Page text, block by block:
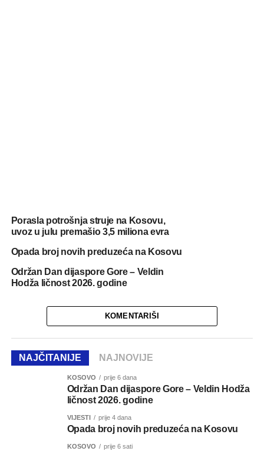
Porasla potrošnja struje na Kosovu,
uvoz u julu premašio 3,5 miliona evra
Opada broj novih preduzeća na Kosovu
Održan Dan dijaspore Gore – Veldin
Hodža ličnost 2026. godine
KOMENTARIŠI
NAJČITANIJE NAJNOVIJE
KOSOVO prije 6 dana
Održan Dan dijaspore Gore – Veldin Hodža
ličnost 2026. godine
VIJESTI prije 4 dana
Opada broj novih preduzeća na Kosovu
KOSOVO prije 6 sati